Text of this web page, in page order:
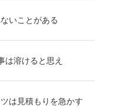
いことがある
は溶けると思え
は見積もりを急かす